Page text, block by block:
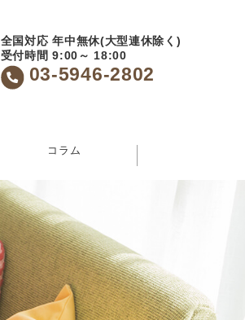
全国対応 年中無休(大型連休除く)
受付時間 9:00～ 18:00
03-5946-2802
コラム